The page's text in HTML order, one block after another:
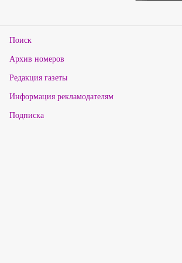
Поиск
Архив номеров
Редакция газеты
Информация рекламодателям
Подписка